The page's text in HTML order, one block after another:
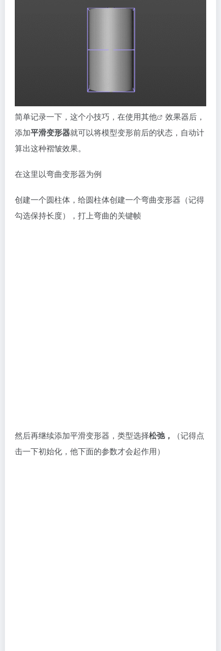
简单记录一下，这个小技巧，在使用其他
效果器后，
添加平滑变形器就可以将模型变形前后的状态，自动计
算出这种褶皱效果。
在这里以弯曲变形器为例
创建一个圆柱体，给圆柱体创建一个弯曲变形器（记得
勾选保持长度），打上弯曲的关键帧
然后再继续添加平滑变形器，类型选择松弛，
（记得点
击一下初始化，他下面的参数才会起作用）